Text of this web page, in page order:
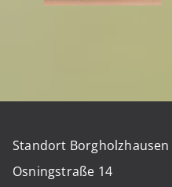
Standort Borgholzhausen
Osningstraße 14